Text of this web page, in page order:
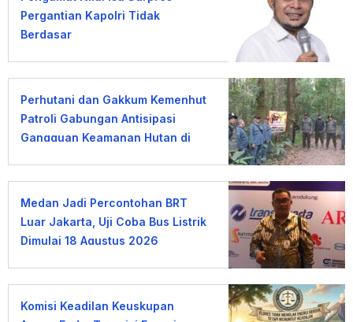
Pergantian Kapolri Tidak
Berdasar
Perhutani dan Gakkum Kemenhut
Patroli Gabungan Antisipasi
Gangguan Keamanan Hutan di
Medan Jadi Percontohan BRT
Luar Jakarta, Uji Coba Bus Listrik
Dimulai 18 Agustus 2026
Komisi Keadilan Keuskupan